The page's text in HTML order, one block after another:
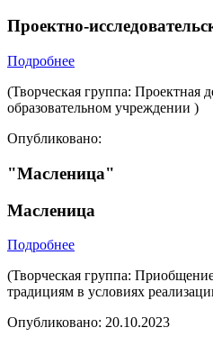
Проектно-
Подробнее
(Творческая группа: Проектная
образовательном учреждении )
Опубликовано:
"Масленица"
Масленица
Подробнее
(Творческая группа:
традициям в условиях
Опубликовано: 20.10.2023